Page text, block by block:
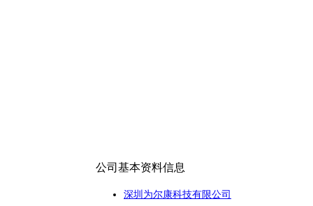
公司基本资料信息
深圳为尔康科技有限公司